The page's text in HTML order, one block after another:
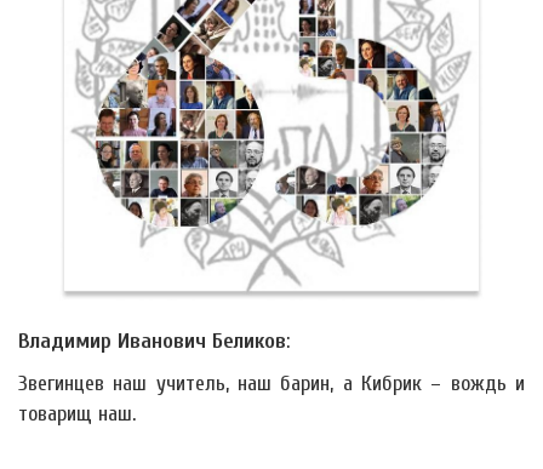
Владимир Иванович Беликов:
Звегинцев наш учитель, наш барин, а Кибрик – вождь и
товарищ наш.